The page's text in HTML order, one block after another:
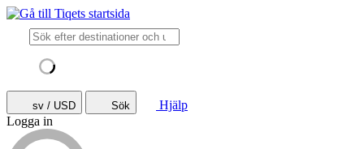
sv / USD Sök
Hjälp
Logga in